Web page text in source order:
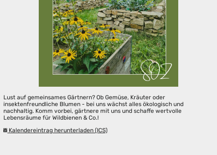
Lust auf gemeinsames Gärtnern? Ob Gemüse, Kräuter oder
insektenfreundliche Blumen - bei uns wächst alles ökologisch und
nachhaltig. Komm vorbei, gärtnere mit uns und schaffe wertvolle
Lebensräume für Wildbienen & Co.!
Kalendereintrag herunterladen (ICS)